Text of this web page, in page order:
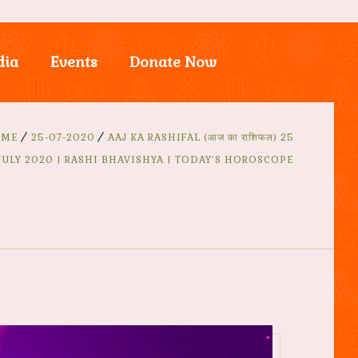
Events Donate Now
25-07-2020
AAJ KA RASHIFAL (आज का राशिफल) 25
2020 | RASHI BHAVISHYA | TODAY’S HOROSCOPE